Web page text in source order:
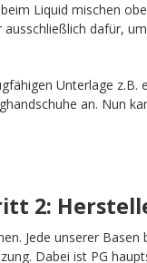
Liquid mischen
dafür,
Unterlage
an. Nun
2:
Jede unserer
Dabei ist PG